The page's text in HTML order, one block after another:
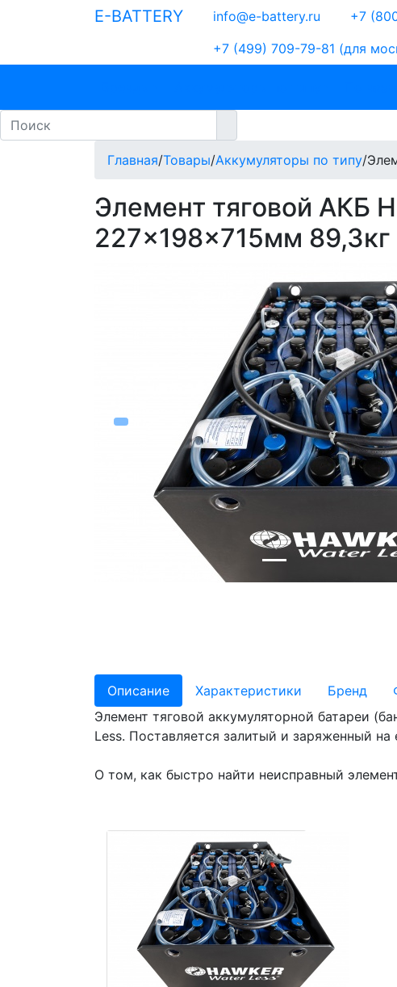
E-BATTERY info@e-battery.ru +7
+7 (499) 709-79-81 (для
Главная/Товары/Аккумуляторы по типу/
Элемент тяговой АКБ
227x198x715мм 89,3кг
Описание Характеристики Бренд
Элемент тяговой аккумуляторной батареи
Less. Поставляется залитый и заряженный на
О том, как быстро найти неисправный